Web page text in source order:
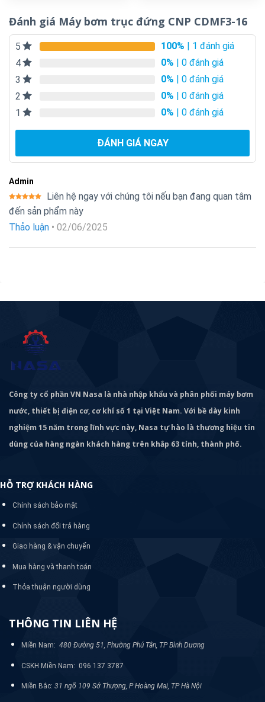
Đánh giá Máy bơm trục đứng CNP CDMF3-16
5 100% | 1 đánh giá
4
0% | 0 đánh giá
3
0% | 0 đánh giá
2
0% | 0 đánh giá
1
0% | 0 đánh giá
ĐÁNH GIÁ NGAY
Admin
Được xếp
hạng
55
Liên hệ ngay với chúng tôi nếu bạn đang quan tâm
đến sản phẩm này
Thảo luận • 02/06/2025
Công ty cổ phần VN Nasa là nhà nhập khẩu và phân phối máy bơm
nước, thiết bị điện cơ, cơ khí số 1 tại Việt Nam. Với bề dày kinh
nghiệm 15 năm trong lĩnh vực này, Nasa tự hào là thương hiệu tin
dùng của hàng ngàn khách hàng trên khắp 63 tỉnh, thành phố.
HỖ TRỢ KHÁCH HÀNG
Chính sách bảo mật
Chính sách đổi trả hàng
Giao hàng & vận chuyển
Mua hàng và thanh toán
Thỏa thuận người dùng
THÔNG TIN LIÊN HỆ
Miền Nam: 480 Đường 51, Phường Phú Tân, TP Bình Dương
CSKH Miền Nam: 096 137 3787
Miền Bắc: 31 ngõ 109 Sở Thượng, P Hoàng Mai, TP Hà Nội